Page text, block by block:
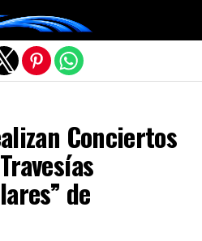
Conciertos
de
versión móvil